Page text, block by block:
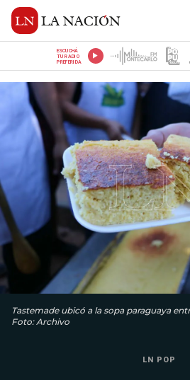
ESCUCHÁ
TU RADIO
PREFERIDA
Tastemade ubicó a la sopa paraguaya
Foto: Archivo
LN POP